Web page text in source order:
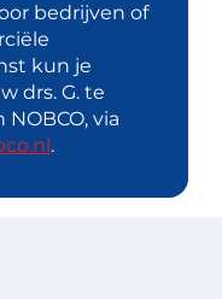
bedrijven of
kun je
drs. G. te
via
.